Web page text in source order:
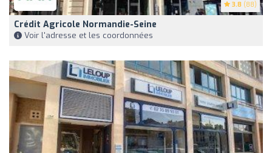
3.8 (88)
Crédit Agricole Normandie-Seine
Voir l'adresse et les coordonnées